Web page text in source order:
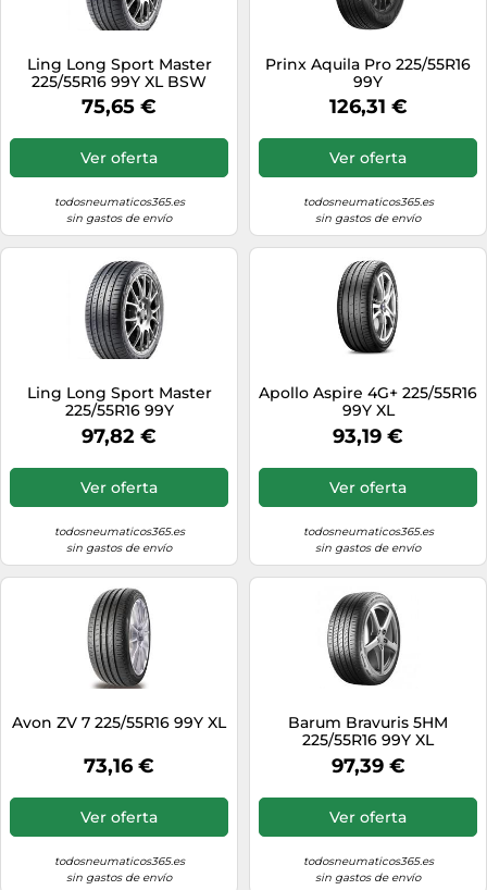
Ling Long Sport Master
225/55R16 99Y XL BSW
75,65 €
Ver oferta
todosneumaticos365.es
sin gastos de envío
Prinx Aquila Pro 225/55R16
99Y
126,31 €
Ver oferta
todosneumaticos365.es
sin gastos de envío
Ling Long Sport Master
225/55R16 99Y
97,82 €
Ver oferta
todosneumaticos365.es
sin gastos de envío
Apollo Aspire 4G+ 225/55R16
99Y XL
93,19 €
Ver oferta
todosneumaticos365.es
sin gastos de envío
Avon ZV 7 225/55R16 99Y XL
73,16 €
Ver oferta
todosneumaticos365.es
sin gastos de envío
Barum Bravuris 5HM
225/55R16 99Y XL
97,39 €
Ver oferta
todosneumaticos365.es
sin gastos de envío